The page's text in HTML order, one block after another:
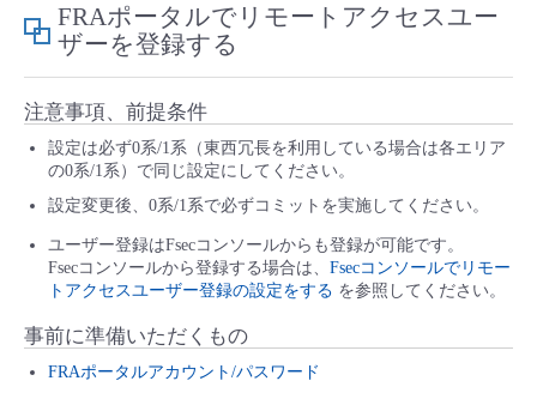
FRAポータルでリモートアクセスユー
ザーを登録する
注意事項、前提条件
設定は必ず0系/1系（東西冗長を利用している場合は各エリア
の0系/1系）で同じ設定にしてください。
設定変更後、0系/1系で必ずコミットを実施してください。
ユーザー登録はFsecコンソールからも登録が可能です。
Fsecコンソールから登録する場合は、 Fsecコンソールでリモー
トアクセスユーザー登録の設定をする を参照してください。
事前に準備いただくもの
FRAポータルアカウント/パスワード